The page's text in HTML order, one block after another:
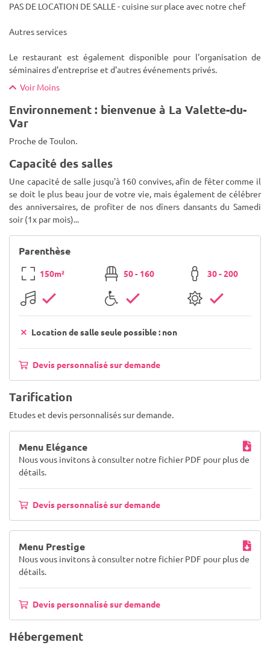
PAS DE LOCATION DE SALLE - cuisine sur place avec notre chef
Autres services
Le restaurant est également disponible pour l'organisation de
séminaires d'entreprise et d'autres événements privés.
Voir Moins
Environnement : bienvenue à La Valette-du-
Var
Proche de Toulon.
Capacité des salles
Une capacité de salle jusqu'à 160 convives, afin de fêter comme il
se doit le plus beau jour de votre vie, mais également de célébrer
des anniversaires, de profiter de nos dîners dansants du Samedi
soir (1x par mois)...
Parenthèse
150m² 50 - 160 30 - 200
Location de salle seule possible : non
Devis personnalisé sur demande
Tarification
Etudes et devis personnalisés sur demande.
Menu Elégance
Nous vous invitons à consulter notre fichier PDF pour plus de
détails.
Devis personnalisé sur demande
Menu Prestige
Nous vous invitons à consulter notre fichier PDF pour plus de
détails.
Devis personnalisé sur demande
Hébergement